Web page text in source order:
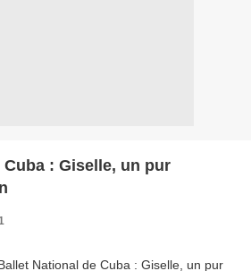
: Giselle, un pur